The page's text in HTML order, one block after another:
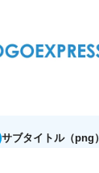
サブタイトル（png）